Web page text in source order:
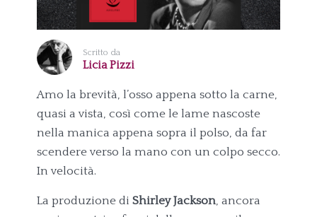
Scritto da
Licia Pizzi
Amo la brevità, l’osso appena sotto la carne,
quasi a vista, così come le lame nascoste
nella manica appena sopra il polso, da far
scendere verso la mano con un colpo secco.
In velocità.
La produzione di Shirley Jackson, ancora